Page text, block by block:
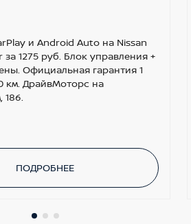
и Android Auto на Nissan
за 1275 руб. Блок управления +
Официальная гарантия 1
км. ДрайвМоторс на
186.
ПОДРОБНЕЕ